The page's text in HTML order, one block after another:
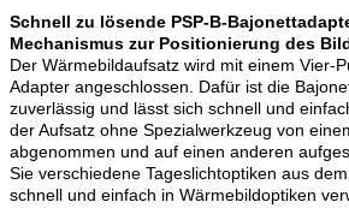
Schnell zu lösende PSP-B-
Mechanismus zur Positionierung des
Der Wärmebildaufsatz wird mit einem Vier-
Adapter angeschlossen. Dafür ist die
zuverlässig und lässt sich schnell und
der Aufsatz ohne Spezialwerkzeug von
abgenommen und auf einen anderen
Sie verschiedene Tageslichtoptiken aus
schnell und einfach in Wärmebildoptiken